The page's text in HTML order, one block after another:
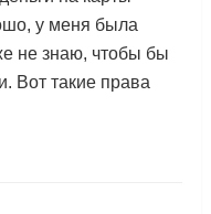
у меня была
не знаю, чтобы бы
Вот такие права